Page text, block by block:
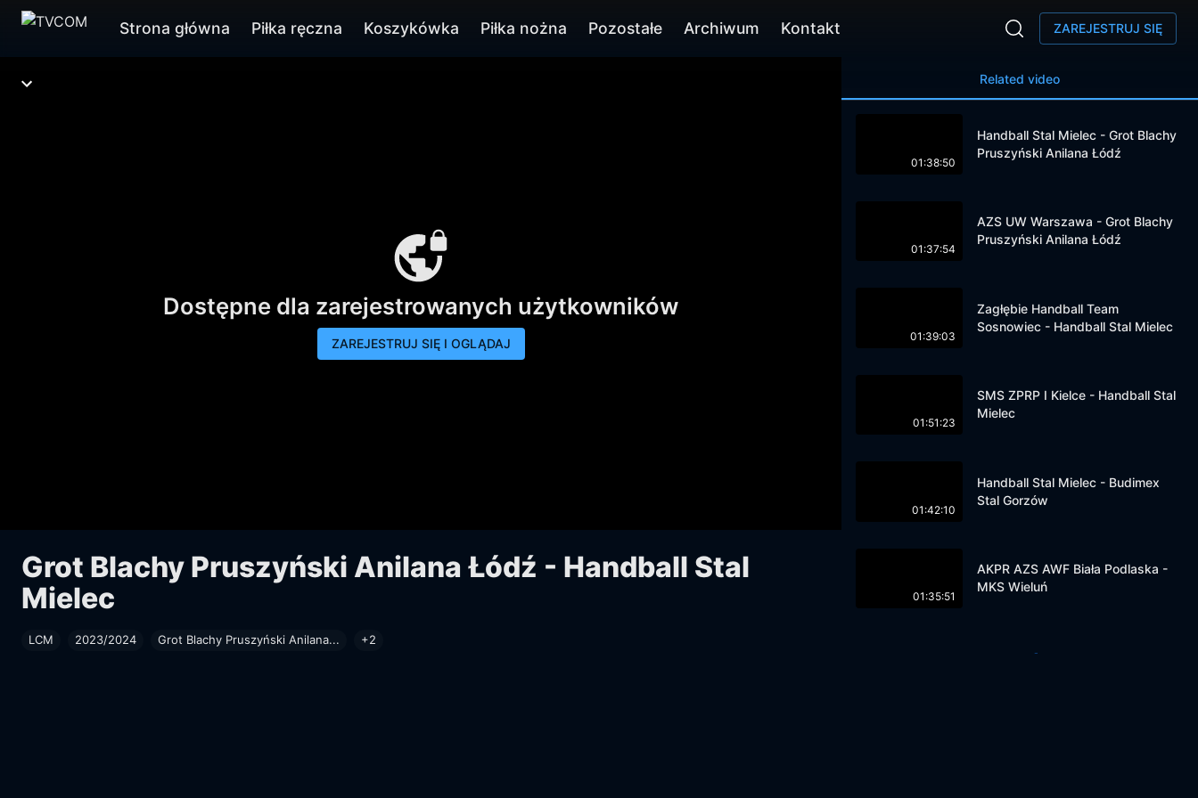
Strona główna Piłka ręczna Koszykówka Piłka nożna Pozostałe Archiwum Kontakt ZAREJESTRUJ SIĘ
Dostępne dla zarejestrowanych użytkowników
ZAREJESTRUJ SIĘ I OGLĄDAJ
Grot Blachy Pruszyński Anilana Łódź - Handball Stal
Mielec
LCM 2023/2024 Grot Blachy Pruszyński Anilana... +2
Related video
01:38:50
Handball Stal Mielec - Grot Blachy
Pruszyński Anilana Łódź
01:37:54
AZS UW Warszawa - Grot Blachy
Pruszyński Anilana Łódź
01:39:03
Zagłębie Handball Team
Sosnowiec - Handball Stal Mielec
01:51:23
SMS ZPRP I Kielce - Handball Stal
Mielec
01:42:10
Handball Stal Mielec - Budimex
Stal Gorzów
01:35:51
AKPR AZS AWF Biała Podlaska -
MKS Wieluń